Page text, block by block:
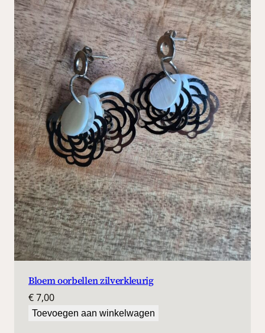
Bloem oorbellen zilverkleurig
€7,00
Toevoegen aan winkelwagen